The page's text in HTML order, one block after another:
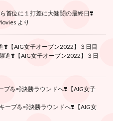
首位に１打差に大健闘の最終日❣️
より
❣️【AIG女子オープン2022】３日目
進❣️【AIG女子オープン2022】３日
プ💪💨決勝ラウンドへ❣️【AIG女子
ープ💪💨決勝ラウンドへ❣️【AIG女